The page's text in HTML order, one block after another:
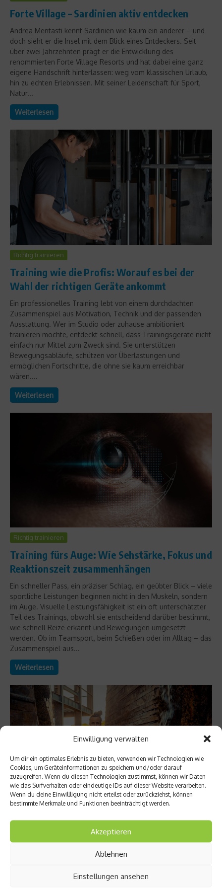
Einwilligung verwalten
Um dir ein optimales Erlebnis zu bieten, verwenden wir Technologien wie
Cookies, um Geräteinformationen zu speichern und/oder darauf
zuzugreifen. Wenn du diesen Technologien zustimmst, können wir Daten
wie das Surfverhalten oder eindeutige IDs auf dieser Website verarbeiten.
Wenn du deine Einwillligung nicht erteilst oder zurückziehst, können
bestimmte Merkmale und Funktionen beeinträchtigt werden.
Akzeptieren
Ablehnen
Einstellungen ansehen
Forte Village – Sardinien aktiv entdecken
Andrea Mentasti kennt Sardinien wie kaum ein anderer – und
doch sieht er die Insel mit dem Blick eines Entdeckers. Seit
über zwei Jahrzehnten prägt er die Entwicklung des
renommierten Forte Village Resorts und hat dabei eine ganz
eigene Handschrift hinterlassen: weg vom klassischen Urlaub,
hin zu echten Erlebnissen. Mit seiner Leidenschaft für Sport,
Natur...
Weiterlesen
Richtig trainieren
Training wie die Profis: Worauf es bei der
Wahl der richtigen Geräte ankommt
Ein professionelles Training lebt von einem durchdachten
Zusammenspiel aus Motivation, Technik und der passenden
Ausstattung. Wer im Studio oder zuhause ambitioniert
trainieren möchte, entdeckt schnell, dass Trainingsgeräte nicht
einfach nur Mittel zum Zweck sind. Sie unterstützen
Bewegungsabläufe, schützen vor Überlastungen und
ermöglichen Fortschritte, die ohne sie kaum erreichbar
wären....
Weiterlesen
Richtig trainieren
Training fürs Auge: Wie Sehstärke, Fokus und
Reaktionszeit zusammenhängen
Ein schneller Pass, ein präziser Schlag, ein geübter Blick – viele
sportliche Leistungen beginnen nicht in den Muskeln, sondern
im Auge. Visuelle Leistungsfähigkeit ist ein oft unterschätzter
Teil des Trainings, obwohl sie entscheidend darüber bestimmt,
wie schnell Reize erkannt und Bewegungen umgesetzt
werden. Ob im Teamsport, beim Schießen oder im Alltag – das
Zusammenspiel aus...
Weiterlesen
Christine Bielecki über ihr Buch „Yoga Power“
– Kraft trifft Achtsamkeit
Yoga gilt für viele als sanfter Ausgleich zum hektischen Alltag
innerer Ruhe assoziiert wird. Doch Yoga kann weit mehr: Es ist